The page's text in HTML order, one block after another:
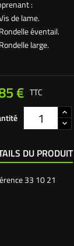
:
de lame.
éventail.
large.
€ TTC
DU PRODUIT
33 10 21